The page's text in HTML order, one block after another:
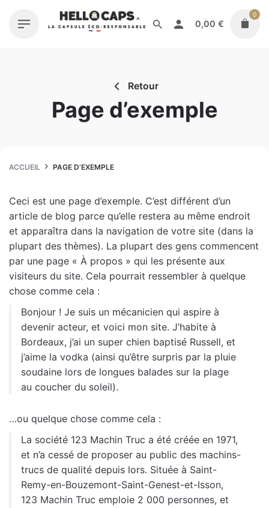
0,00 €
0
Retour
Page d’exemple
ACCUEIL PAGE D’EXEMPLE
Ceci est une page d’exemple. C’est différent d’un
article de blog parce qu’elle restera au même endroit
et apparaîtra dans la navigation de votre site (dans la
plupart des thèmes). La plupart des gens commencent
par une page « À propos » qui les présente aux
visiteurs du site. Cela pourrait ressembler à quelque
chose comme cela :
Bonjour ! Je suis un mécanicien qui aspire à
devenir acteur, et voici mon site. J’habite à
Bordeaux, j’ai un super chien baptisé Russell, et
j’aime la vodka (ainsi qu’être surpris par la pluie
soudaine lors de longues balades sur la plage
au coucher du soleil).
…ou quelque chose comme cela :
La société 123 Machin Truc a été créée en 1971,
et n’a cessé de proposer au public des machins-
trucs de qualité depuis lors. Située à Saint-
Remy-en-Bouzemont-Saint-Genest-et-Isson,
123 Machin Truc emploie 2 000 personnes, et